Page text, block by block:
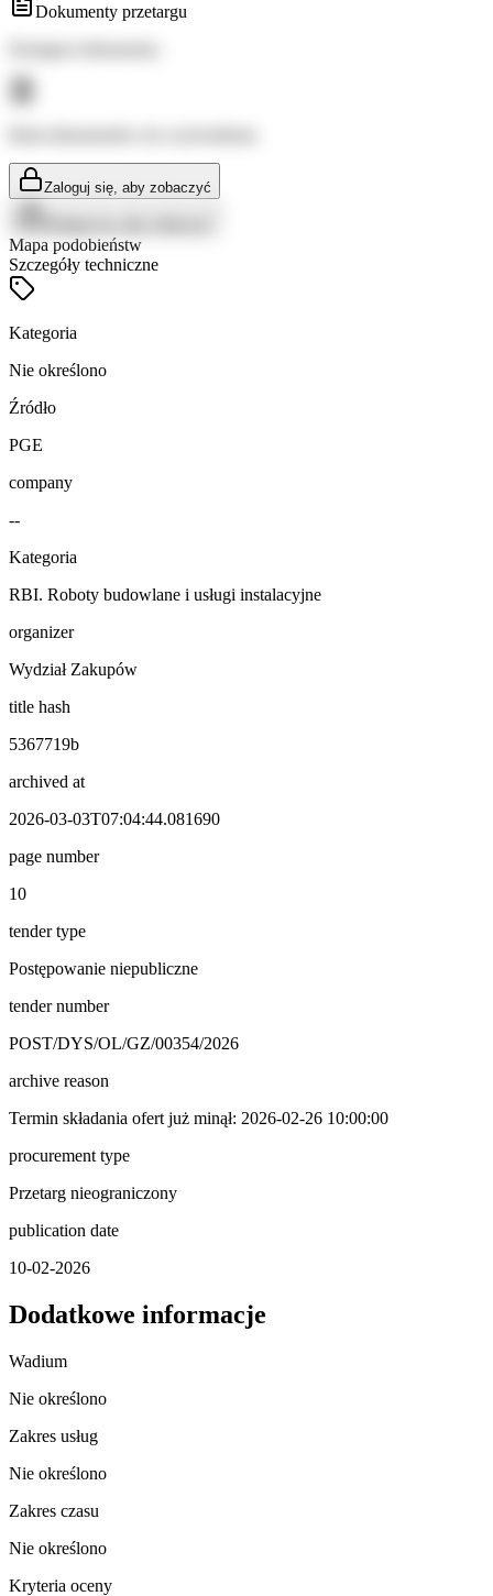
Dokumenty przetargu
Zaloguj się, aby zobaczyć
Mapa podobieństw
Szczegóły techniczne
Kategoria
Nie określono
Źródło
PGE
company
--
Kategoria
RBI. Roboty budowlane i usługi instalacyjne
organizer
Wydział Zakupów
title hash
5367719b
archived at
2026-03-03T07:04:44.081690
page number
10
tender type
Postępowanie niepubliczne
tender number
POST/DYS/OL/GZ/00354/2026
archive reason
Termin składania ofert już minął: 2026-02-26 10:00:00
procurement type
Przetarg nieograniczony
publication date
10-02-2026
Dodatkowe informacje
Wadium
Nie określono
Zakres usług
Nie określono
Zakres czasu
Nie określono
Kryteria oceny